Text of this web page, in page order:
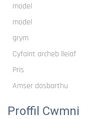
model
model
grym
Cyfaint archeb lleiaf
Pris
Amser dosbarthu
Proffil Cwmni